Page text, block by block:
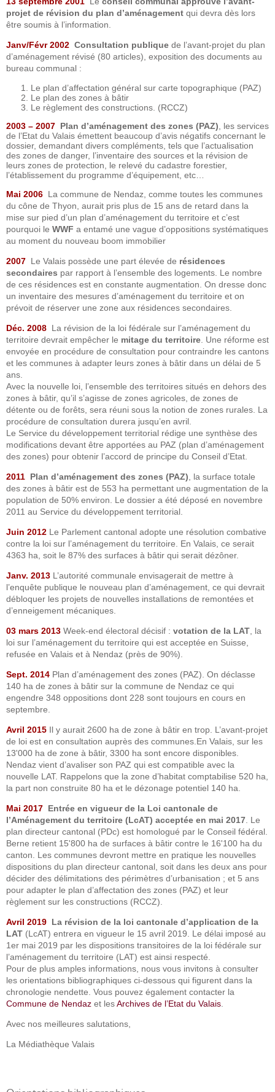
projet de révision du plan d’aménagement qui devra dès lors
être soumis à l’information.
Janv/Févr 2002 Consultation publique de l’avant-projet du plan
d’aménagement révisé (80 articles), exposition des documents au
bureau communal :
Le plan d’affectation général sur carte topographique (PAZ)
Le plan des zones à bâtir
Le règlement des constructions. (RCCZ)
2003 – 2007 Plan d’aménagement des zones (PAZ) , les services
de l’Etat du Valais émettent beaucoup d’avis négatifs concernant le
dossier, demandant divers compléments, tels que l’actualisation
des zones de danger, l’inventaire des sources et la révision de
leurs zones de protection, le relevé du cadastre forestier,
l’établissement du programme d’équipement, etc…
Mai 2006 La commune de Nendaz, comme toutes les communes
du cône de Thyon, aurait pris plus de 15 ans de retard dans la
mise sur pied d’un plan d’aménagement du territoire et c’est
pourquoi le WWF a entamé une vague d’oppositions systématiques
au moment du nouveau boom immobilier
2007 Le Valais possède une part élevée de résidences
secondaires par rapport à l’ensemble des logements. Le nombre
de ces résidences est en constante augmentation. On dresse donc
un inventaire des mesures d’aménagement du territoire et on
prévoit de réserver une zone aux résidences secondaires.
Déc. 2008 La révision de la loi fédérale sur l’aménagement du
territoire devrait empêcher le mitage du territoire . Une réforme est
envoyée en procédure de consultation pour contraindre les cantons
et les communes à adapter leurs zones à bâtir dans un délai de 5
ans.
Avec la nouvelle loi, l’ensemble des territoires situés en dehors des
zones à bâtir, qu’il s’agisse de zones agricoles, de zones de
détente ou de forêts, sera réuni sous la notion de zones rurales. La
procédure de consultation durera jusqu’en avril.
Le Service du développement territorial rédige une synthèse des
modifications devant être apportées au PAZ (plan d’aménagement
des zones) pour obtenir l’accord de principe du Conseil d’Etat.
2011 Plan d’aménagement des zones (PAZ) , la surface totale
des zones à bâtir est de 553 ha permettant une augmentation de la
population de 50% environ. Le dossier a été déposé en novembre
2011 au Service du développement territorial.
Juin 2012 Le Parlement cantonal adopte une résolution combative
contre la loi sur l’aménagement du territoire. En Valais, ce serait
4363 ha, soit le 87% des surfaces à bâtir qui serait dézôner.
Janv. 2013 L’autorité communale envisagerait de mettre à
l’enquête publique le nouveau plan d’aménagement, ce qui devrait
débloquer les projets de nouvelles installations de remontées et
d’enneigement mécaniques.
03 mars 2013 Week-end électoral décisif : votation de la LAT , la
loi sur l’aménagement du territoire qui est acceptée en Suisse,
refusée en Valais et à Nendaz (près de 90%).
Sept. 2014 Plan d’aménagement des zones (PAZ). On déclasse
140 ha de zones à bâtir sur la commune de Nendaz ce qui
engendre 348 oppositions dont 228 sont toujours en cours en
septembre.
Avril 2015 Il y aurait 2600 ha de zone à bâtir en trop. L’avant-projet
de loi est en consultation auprès des communes.En Valais, sur les
13'000 ha de zone à bâtir, 3300 ha sont encore disponibles.
Nendaz vient d’avaliser son PAZ qui est compatible avec la
nouvelle LAT. Rappelons que la zone d’habitat comptabilise 520 ha,
la part non construite 80 ha et le dézonage potentiel 140 ha.
Mai 2017 Entrée en vigueur de la Loi cantonale de
l’Aménagement du territoire (LcAT) acceptée en mai 2017 . Le
plan directeur cantonal (PDc) est homologué par le Conseil fédéral.
Berne retient 15'800 ha de surfaces à bâtir contre le 16'100 ha du
canton. Les communes devront mettre en pratique les nouvelles
dispositions du plan directeur cantonal, soit dans les deux ans pour
décider des délimitations des périmètres d’urbanisation ; et 5 ans
pour adapter le plan d’affectation des zones (PAZ) et leur
règlement sur les constructions (RCCZ).
Avril 2019 La révision de la loi cantonale d’application de la
LAT (LcAT) entrera en vigueur le 15 avril 2019. Le délai imposé au
1er mai 2019 par les dispositions transitoires de la loi fédérale sur
l’aménagement du territoire (LAT) est ainsi respecté.
Pour de plus amples informations, nous vous invitons à consulter
les orientations bibliographiques ci-dessous qui figurent dans la
chronologie nendette. Vous pouvez également contacter la
Commune de Nendaz et lesArchives de l’Etat du Valais
Avec nos meilleures salutations,
La Médiathèque Valais